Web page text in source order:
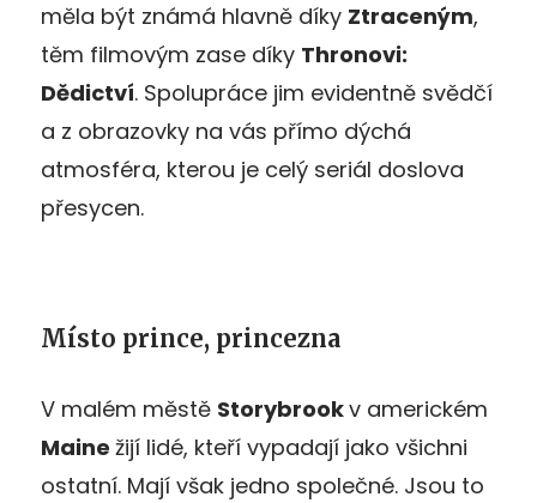
měla být známá hlavně díky Ztraceným,
těm filmovým zase díky Thronovi:
Dědictví. Spolupráce jim evidentně svědčí
a z obrazovky na vás přímo dýchá
atmosféra, kterou je celý seriál doslova
přesycen.
Místo prince, princezna
V malém městě Storybrookv americkém
Maine žijí lidé, kteří vypadají jako všichni
ostatní. Mají však jedno společné. Jsou to